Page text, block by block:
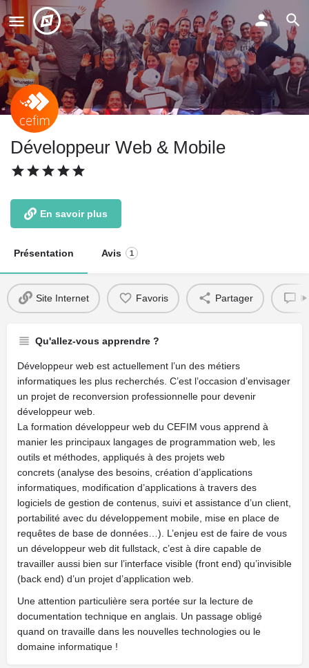
Développeur Web & Mobile
En savoir plus
Présentation Avis 1
Site Internet Favoris Partager
Qu'allez-vous apprendre ?
Développeur web est actuellement l’un des métiers
informatiques les plus recherchés. C’est l’occasion d’envisager
un projet de reconversion professionnelle pour devenir
développeur web.
La formation développeur web du CEFIM vous apprend à
manier les principaux langages de programmation web, les
outils et méthodes, appliqués à des projets web
concrets (analyse des besoins, création d’applications
informatiques, modification d’applications à travers des
logiciels de gestion de contenus, suivi et assistance d’un client,
portabilité avec du développement mobile, mise en place de
requêtes de base de données…). L’enjeu est de faire de vous
un développeur web dit fullstack, c’est à dire capable de
travailler aussi bien sur l’interface visible (front end) qu’invisible
(back end) d’un projet d’application web.
Une attention particulière sera portée sur la lecture de
documentation technique en anglais. Un passage obligé
quand on travaille dans les nouvelles technologies ou le
domaine informatique !